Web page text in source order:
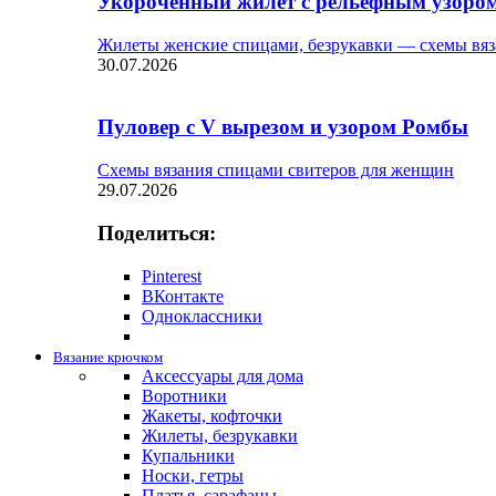
Жилеты женские спицами, безрукавки — схемы
30.07.2026
Пуловер с V вырезом и узором Ромбы
Схемы вязания спицами свитеров для женщин
29.07.2026
Поделиться:
Pinterest
ВКонтакте
Одноклассники
Вязание крючком
Аксессуары для дома
Воротники
Жакеты, кофточки
Жилеты, безрукавки
Купальники
Носки, гетры